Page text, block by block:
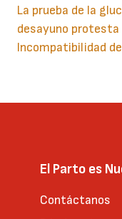
La prueba de la
desayuno protesta
Incompatibilidad
El Parto es
Contáctanos